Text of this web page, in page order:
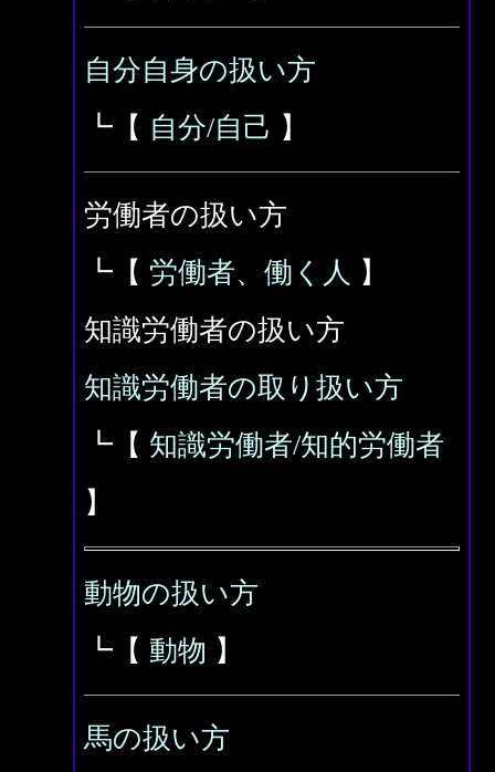
自分自身の扱い方
┗【 自分/自己 】
労働者の扱い方
┗【 労働者、働く人 】
知識労働者の扱い方
知識労働者の取り扱い方
┗【 知識労働者/知的労働者
】
動物の扱い方
┗【 動物 】
馬の扱い方